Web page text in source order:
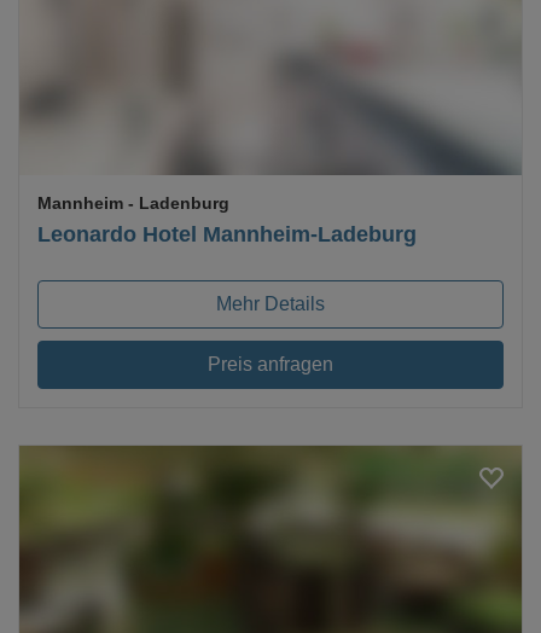
Leonardo Hotel Mannheim-Ladeburg
Mannheim - Ladenburg
Mehr Details
Preis anfragen